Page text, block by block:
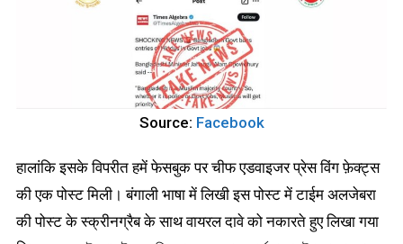
Source: Facebook
हालांकि इसके विपरीत हमें फेसबुक पर चीफ एडवाइजर प्रेस विंग फ़ेक्ट्स
की एक पोस्ट मिली। बंगाली भाषा में लिखी इस पोस्ट में टाईम अलजेबरा
की पोस्ट के स्क्रीनग्रैब के साथ वायरल दावे को नकारते हुए लिखा गया